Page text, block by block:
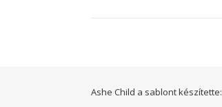
Ashe Child a sablont készítette: